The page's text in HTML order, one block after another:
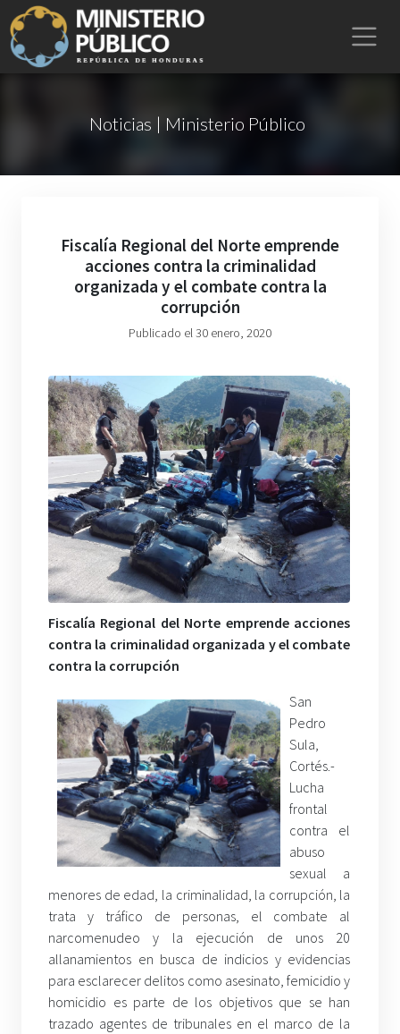
Noticias | Ministerio Público
Fiscalía Regional del Norte emprende
acciones contra la criminalidad
organizada y el combate contra la
corrupción
Publicado el 30 enero, 2020
Fiscalía Regional del Norte emprende acciones
contra la criminalidad organizada y el combate
contra la corrupción
San
Pedro
Sula,
Cortés.-
Lucha
frontal
contra el
abuso
sexual a
menores de edad, la criminalidad, la corrupción, la
trata y tráfico de personas, el combate al
narcomenudeo y la ejecución de unos 20
allanamientos en busca de indicios y evidencias
para esclarecer delitos como asesinato, femicidio y
homicidio es parte de los objetivos que se han
trazado agentes de tribunales en el marco de la